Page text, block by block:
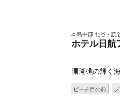
本島中部:北谷・読
ホテル日航
珊瑚礁の輝く
ビーチ目の前